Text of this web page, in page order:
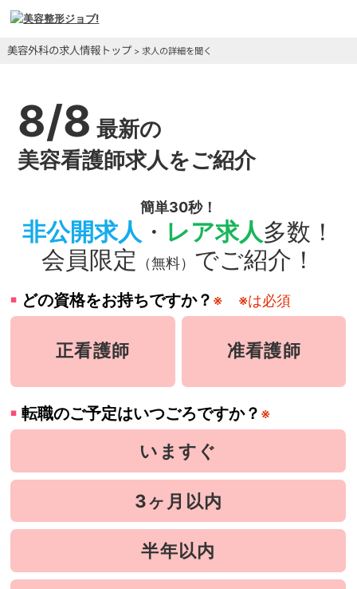
美容外科の求人情報トップ > 求人の詳細を聞く
8/8 最新の
美容看護師求人をご紹介
簡単30秒！
非公開求人 ・ レア求人多数！
会員限定
（無料） でご紹介！
どの資格をお持ちですか？ ※ ※は必須
正看護師 准看護師
転職のご予定はいつごろですか？ ※
いますぐ
3ヶ月以内
半年以内